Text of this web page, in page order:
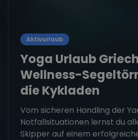
Aktivurlaub
Yoga Urlaub
Wellness-
die Kykladen
Vom sicheren Handling der
Notfallsituationen lernst du
Skipper auf einem